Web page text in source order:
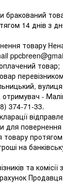
бракований
14 днів з
товару
товар;
вулиця
-
374-71-33.
для
товару
на
та